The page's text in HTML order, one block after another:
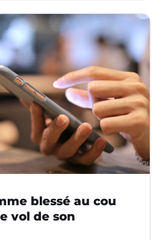
blessé au cou
vol de son